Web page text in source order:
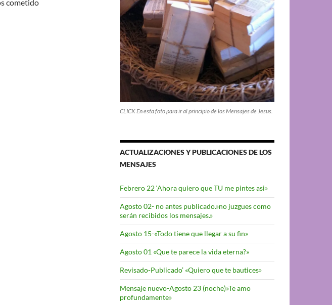
cometido
CLICK En esta foto para ir al principio de los Mensajes de Jesus.
ACTUALIZACIONES Y PUBLICACIONES DE LOS
MENSAJES
Febrero 22 ‘Ahora quiero que TU me pintes asi»
Agosto 02- no antes publicado.»no juzgues como
serán recibidos los mensajes.»
Agosto 15-«Todo tiene que llegar a su fin»
Agosto 01 «Que te parece la vida eterna?»
Revisado-Publicado’ «Quiero que te bautices»
Mensaje nuevo-Agosto 23 (noche)»Te amo
profundamente»